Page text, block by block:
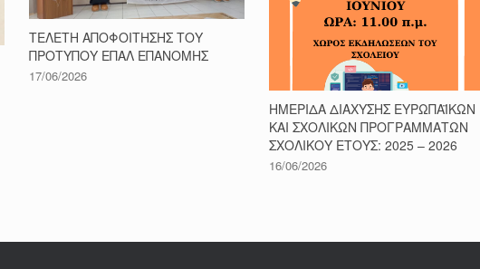
ΤΕΛΕΤΗ ΑΠΟΦΟΙΤΗΣΗΣ ΤΟΥ
ΠΡΟΤΥΠΟΥ ΕΠΑΛ ΕΠΑΝΟΜΗΣ
17/06/2026
ΗΜΕΡΙΔΑ ΔΙΑΧΥΣΗΣ ΕΥΡΩΠΑΪΚΩΝ
ΚΑΙ ΣΧΟΛΙΚΩΝ ΠΡΟΓΡΑΜΜΑΤΩΝ
ΣΧΟΛΙΚΟΥ ΕΤΟΥΣ: 2025 – 2026
16/06/2026